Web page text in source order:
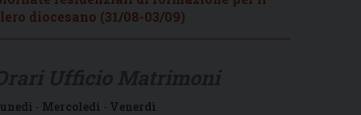
diocesano (31/08-03/09)
- Mercoledì - Venerdì